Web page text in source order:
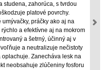
studena, zahorúca, s tvrdou
platové povrchy.
práčky ako aj na
a efektívne aj na mokrom
a šetrný, účinný aj v
a neutralizuje nečistoty
Zanecháva lesk na
neobsahuje zlúčeniny fosforu